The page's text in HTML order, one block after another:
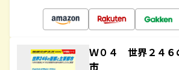
Ｗ０４ 世界２４６
市